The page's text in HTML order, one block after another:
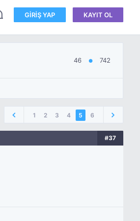
GIRIŞ YAP KAYIT OL
46 ● 742
1 2 3 4 5 6
#37